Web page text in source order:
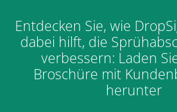
Entdecken Sie, wie
dabei hilft, die
verbessern: Laden
Broschüre mit
herunter